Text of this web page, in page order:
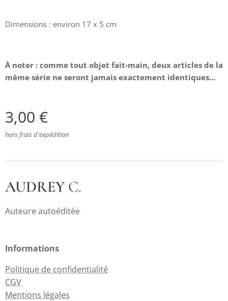
Dimensions : environ 17 x 5 cm
À noter : comme tout objet fait-main, deux articles de la
même série ne seront jamais exactement identiques...
3,00 €
hors frais d'expédition
AUDREYC.
Auteure autoéditée
Informations
Politique de confidentialité
CGV
Mentions légales